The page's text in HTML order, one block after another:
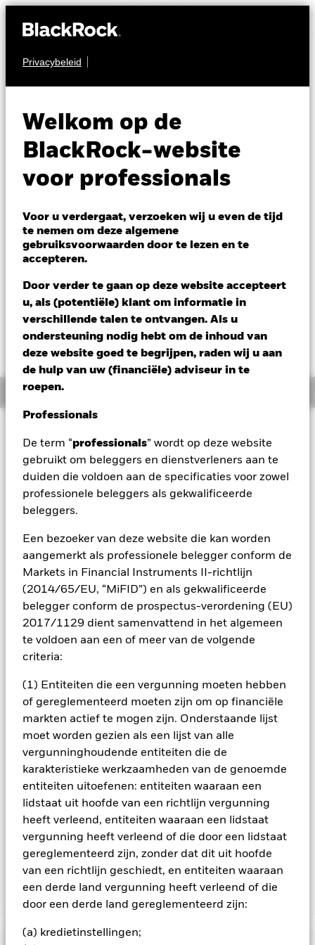
Privacybeleid
Welkom op de
BlackRock-website
voor professionals
Voor u verdergaat, verzoeken wij u even de tijd
te nemen om deze algemene
gebruiksvoorwaarden door te lezen en te
accepteren.
Door verder te gaan op deze website accepteert
u, als (potentiële) klant om informatie in
verschillende talen te ontvangen. Als u
ondersteuning nodig hebt om de inhoud van
deze website goed te begrijpen, raden wij u aan
de hulp van uw (financiële) adviseur in te
roepen.
Professionals
De term “professionals” wordt op deze website
gebruikt om beleggers en dienstverleners aan te
duiden die voldoen aan de specificaties voor zowel
professionele beleggers als gekwalificeerde
beleggers.
Een bezoeker van deze website die kan worden
aangemerkt als professionele belegger conform de
Markets in Financial Instruments II-richtlijn
(2014/65/EU, “MiFID”) en als gekwalificeerde
belegger conform de prospectus-verordening (EU)
2017/1129 dient samenvattend in het algemeen
te voldoen aan een of meer van de volgende
criteria:
(1) Entiteiten die een vergunning moeten hebben
of gereglementeerd moeten zijn om op financiële
markten actief te mogen zijn. Onderstaande lijst
moet worden gezien als een lijst van alle
vergunninghoudende entiteiten die de
karakteristieke werkzaamheden van de genoemde
entiteiten uitoefenen: entiteiten waaraan een
lidstaat uit hoofde van een richtlijn vergunning
heeft verleend, entiteiten waaraan een lidstaat
vergunning heeft verleend of die door een lidstaat
gereglementeerd zijn, zonder dat dit uit hoofde
van een richtlijn geschiedt, en entiteiten waaraan
een derde land vergunning heeft verleend of die
door een derde land gereglementeerd zijn:
(a) kredietinstellingen;
OBLIGATIES
Securitised Index
Fund (IE)
EUR 10,13
Variatie 52wk: 9,97 - 10,39
Verandering NAV 1 dag per 06/aug/2026
EUR -0,03 (-0,32%)
Overzicht
BELANGRIJKE GEGEVENS: Kapitaalrisico.De waarde en
het rendement van beleggingen kunnen dalen en stijgen, en
Kredietrisico, veranderingen in rentetarieven en/of in de
invloed op de prestaties van vastrentende effecten. Potentiële
risiconiveau verhogen. Voor mortgage backed securities
(MBS) gelden dezelfde risico's als voor vastrentende effecten.
Dergelijke beleggingsinstrumenten zijn onderhevig aan een
liquiditeitsrisico, maken vaak gebruik van leningen en geven
misschien niet de totale waarde van de onderliggende activa
Alle aandelenklassen met valutahedging van dit fonds
gebruiken derivaten om valutarisico's af te dekken. Het
potentieel besmettingsrisico (ook bekend als spill-over) voor
andere aandelenklassen in het fonds betekenen. De
beheermaatschappij van het fonds waarborgt dat er
geschikte procedures worden gebruikt om het
besmettingsrisico voor andere aandelenklassen te
minimaliseren. Via het uitklapvakje direct onder de naam van
het fonds, kunt u een lijst van alle aandelenklassen in het
aangegeven door het woord 'Hedged' in de naam van de
aandelenklasse. Daarnaast is een volledige lijst van alle
aandelenklassen met valutahedging op aanvraag
verkrijgbaar bij de beheermaatschappij van het fonds.
Toon minder